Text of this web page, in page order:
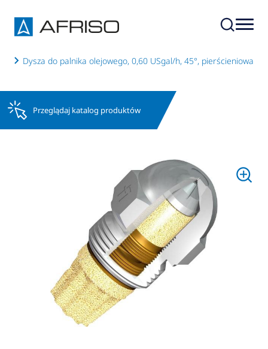
Dysza do palnika olejowego, 0,60 USgal/h, 45°, pierścieniowa
Przeglądaj katalog produktów